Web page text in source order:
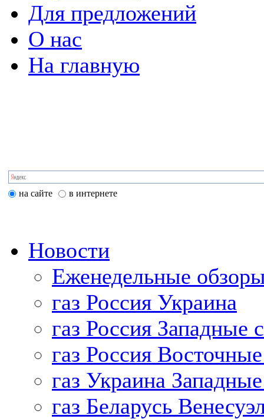
Для предложений
О нас
На главную
на сайте в интернете
Новости
Еженедельные
газ Россия Украина
газ Россия Западные
газ Россия
газ Украина
газ Беларусь